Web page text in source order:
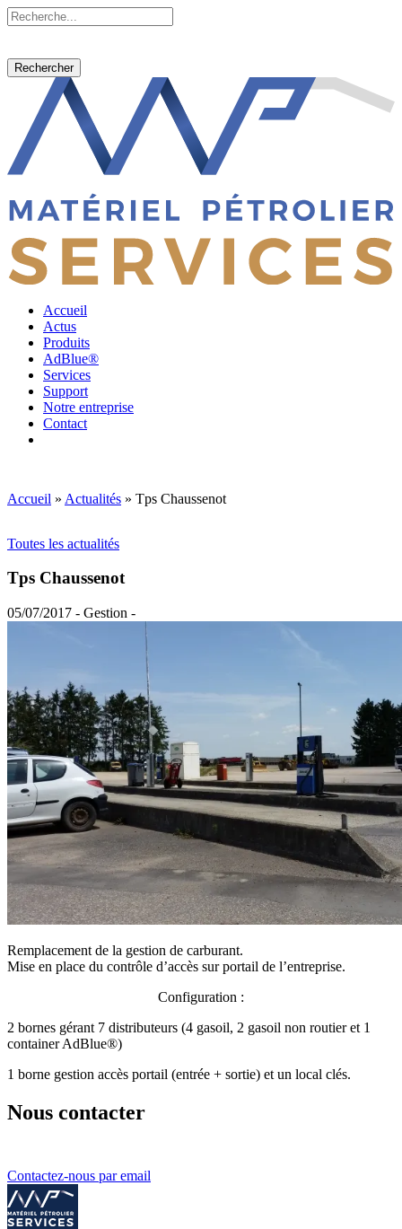
Rechercher
Accueil
Actus
Produits
AdBlue®
Services
Support
Notre entreprise
Contact
Accueil » Actualités » Tps Chaussenot
Toutes les actualités
Tps Chaussenot
05/07/2017 - Gestion -
Remplacement de la gestion de carburant.
Mise en place du contrôle d’accès sur portail de l’entreprise.
Configuration :
2 bornes gérant 7 distributeurs (4 gasoil, 2 gasoil non routier et 1
container AdBlue®)
1 borne gestion accès portail (entrée + sortie) et un local clés.
Nous contacter
Contactez-nous par email